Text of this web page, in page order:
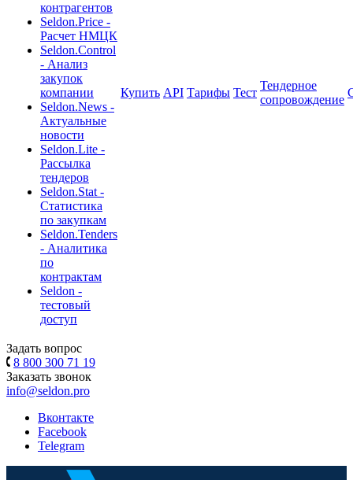
контрагентов
Seldon.Price -
Расчет НМЦК
Seldon.Control
- Анализ
закупок
компании
Seldon.News -
Актуальные
новости
Seldon.Lite -
Рассылка
тендеров
Seldon.Stat -
Статистика
по закупкам
Seldon.Tenders
- Аналитика
по
контрактам
Seldon -
тестовый
доступ
Купить API Тарифы Тест
Тендерное
сопровождение
Задать вопрос
8 800 300 71 19
Заказать звонок
info@seldon.pro
Вконтакте
Facebook
Telegram